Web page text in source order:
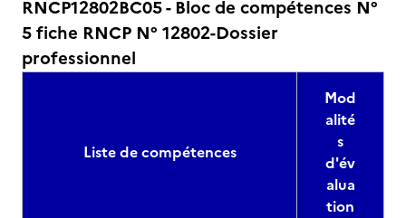
RNCP12802BC05 - Bloc de compétences N°
5 fiche RNCP N° 12802-Dossier
professionnel
Liste de compétences
Mod
alité
s
d'év
alua
tion